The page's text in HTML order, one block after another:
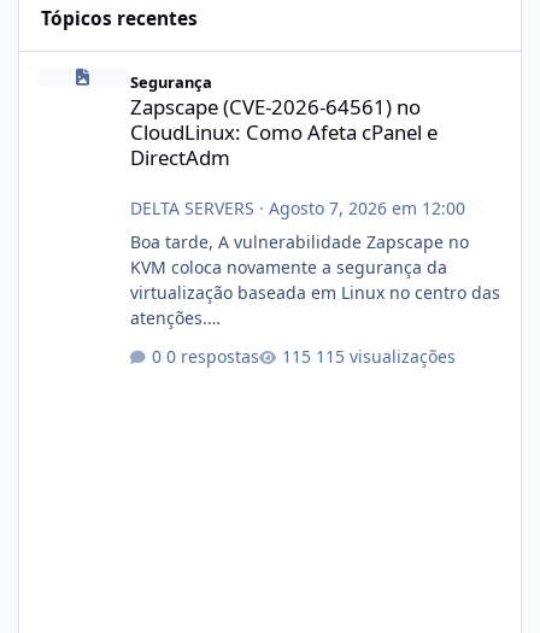
Tópicos recentes
Zapscape (CVE-2026-64561) no CloudLinux: Como Afeta cPanel
Segurança
Zapscape (CVE-2026-64561) no
CloudLinux: Como Afeta cPanel e
DirectAdm
DELTA SERVERS · Agosto 7, 2026 em 12:00
Boa tarde, A vulnerabilidade Zapscape no
KVM coloca novamente a segurança da
virtualização baseada em Linux no centro das
atenções.
xjx23zz5f Criamos uma breve explicação:
0 respostas 115 visualizações